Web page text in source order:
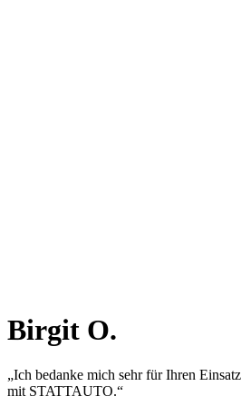
Birgit O.
„Ich bedanke mich sehr für Ihren
mit STATTAUTO.“